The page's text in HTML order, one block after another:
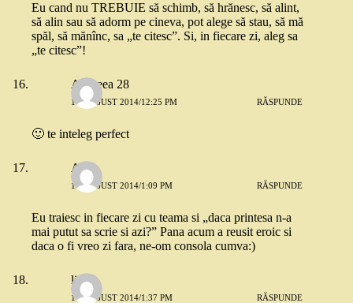
Eu cand nu TREBUIE să schimb, să hrănesc, să alint,
să alin sau să adorm pe cineva, pot alege să stau, să mă
spăl, să mănînc, sa „te citesc”. Si, in fiecare zi, aleg sa
„te citesc”!
Andreea 28
19 AUGUST 2014/12:25 PM RĂSPUNDE
🙂 te inteleg perfect
Ancu
19 AUGUST 2014/1:09 PM RĂSPUNDE
Eu traiesc in fiecare zi cu teama si „daca printesa n-a
mai putut sa scrie si azi?” Pana acum a reusit eroic si
daca o fi vreo zi fara, ne-om consola cumva:)
lia
19 AUGUST 2014/1:37 PM RĂSPUNDE